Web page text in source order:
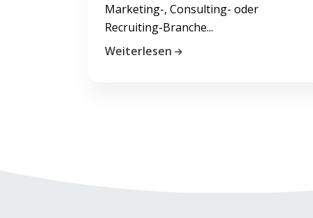
Marketing-, Consulting- oder
Recruiting-Branche...
Weiterlesen